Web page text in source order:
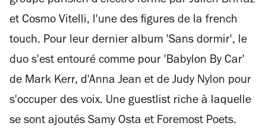
et Cosmo Vitelli, l'une des figures de la french
touch. Pour leur dernier album 'Sans dormir', le
duo s'est entouré comme pour 'Babylon By Car'
de Mark Kerr, d'Anna Jean et de Judy Nylon pour
s'occuper des voix. Une guestlist riche à laquelle
se sont ajoutés Samy Osta et Foremost Poets.